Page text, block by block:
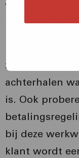
voorkomen
redenen)
Kan een
zoeken we
achterhalen
is. Ook
bij deze
klant wordt